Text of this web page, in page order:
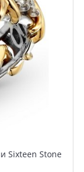
Sixteen Stone